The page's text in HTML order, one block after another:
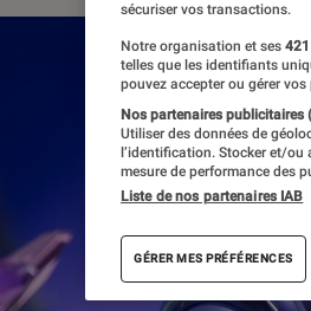
sécuriser vos transactions.
Notre organisation et ses 421
telles que les identifiants
pouvez accepter ou gérer
Nos partenaires publicitaires
Utiliser des données de
l’identification. Stocker et/
mesure de performance des
Liste de nos partenaires IAB
GÉRER MES PRÉFÉRENCES